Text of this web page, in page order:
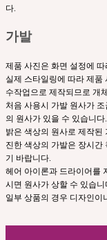
다.
가발
제품 사진은 화면 설정에
실제 스타일링에 따라 제품
수작업으로 제작되므로 개
처음 사용시 가발 원사가
의 원사가 있을 수 있습니
밝은 색상의 원사로 제작된
진한 색상의 가발은 장시간
기 바랍니다.
헤어 아이론과 드라이어를
시면 원사가 상할 수 있습니
일부 상품의 경우 디자인이